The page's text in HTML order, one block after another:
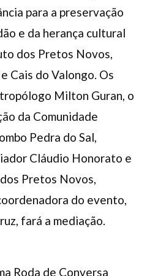
para a preservação
e da herança cultural
dos Pretos Novos,
Cais do Valongo. Os
Milton Guran, o
da Comunidade
Pedra do Sal,
Cláudio Honorato e
Pretos Novos,
do evento,
fará a mediação.
Roda de Conversa